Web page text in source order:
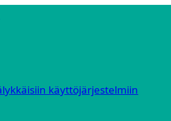
käyttöjärjestelmiin